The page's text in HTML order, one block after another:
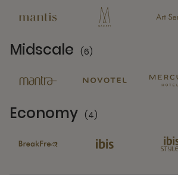
Midscale (6)
Economy (4)